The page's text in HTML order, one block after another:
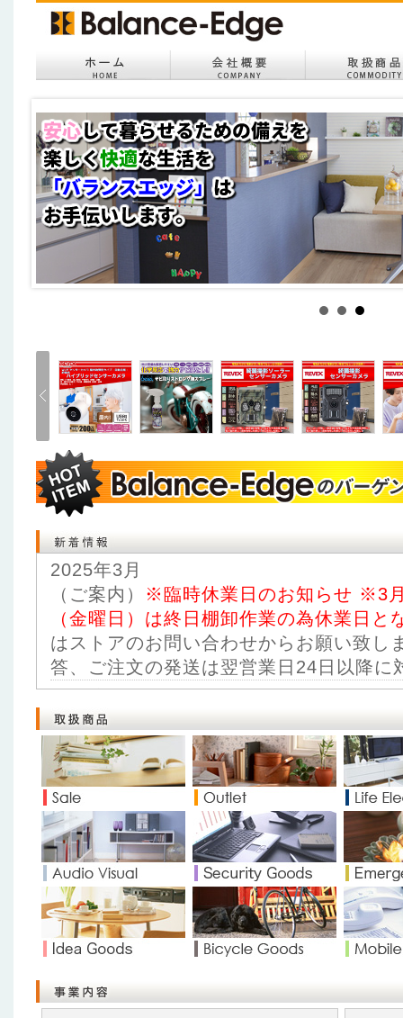
2025年3月
（ご案内） ※臨時休業日のお知らせ ※3
（金曜日）は終日棚卸作業の為休業日と
はストアのお問い合わせからお願い致し
答、ご注文の発送は翌営業日24日以降に
当社運営
セール!!☆個数限定で開催中！お買得商
2025年2月
当社運営
セキュリティ王 ヤフー店
にて
定で開催中！お買得商品満載！早い者勝
2025年1月
当社運営「セキュリティ王 amazon店
ール！実施中！← ☆バーゲンセールペー
第終了の個数限定セール！お買得商品満
2025年1月
ッジへのご愛顧よろしくお願い申し上げ